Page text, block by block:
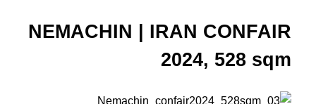
NEMACHIN | IRAN CONFAIR
2024, 528 sqm